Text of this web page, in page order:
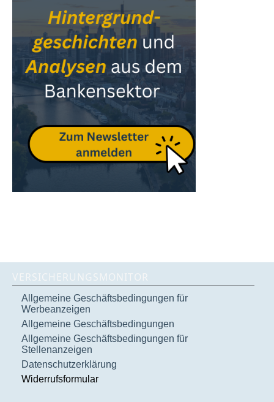
VERSICHERUNGSMONITOR
Allgemeine Geschäftsbedingungen für
Werbeanzeigen
Allgemeine Geschäftsbedingungen
Allgemeine Geschäftsbedingungen für
Stellenanzeigen
Datenschutzerklärung
Widerrufsformular